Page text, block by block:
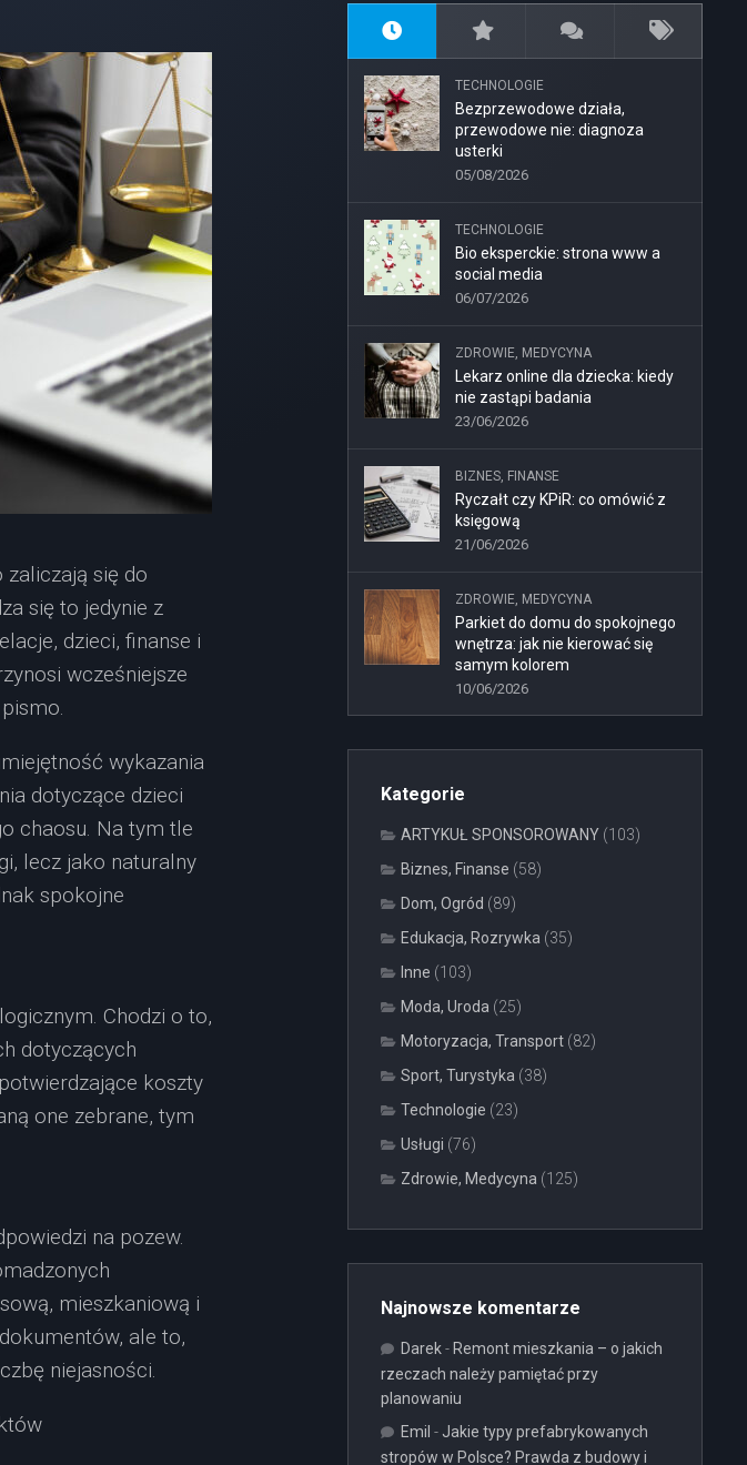
się do
się to jedynie z
dzieci, finanse i
wcześniejsze
wykazania
dotyczące dzieci
chaosu. Na tym tle
lecz jako naturalny
spokojne
Chodzi o to,
dotyczących
koszty
one zebrane, tym
na pozew.
mieszkaniową i
ale to,
niejasności.
TECHNOLOGIE
Bezprzewodowe działa,
przewodowe nie: diagnoza
usterki
05/08/2026
TECHNOLOGIE
Bio eksperckie: strona www a
social media
06/07/2026
ZDROWIE, MEDYCYNA
Lekarz online dla dziecka: kiedy
nie zastąpi badania
23/06/2026
BIZNES, FINANSE
Ryczałt czy KPiR: co omówić z
księgową
21/06/2026
ZDROWIE, MEDYCYNA
Parkiet do domu do spokojnego
wnętrza: jak nie kierować się
samym kolorem
10/06/2026
Kategorie
ARTYKUŁ SPONSOROWANY (103)
Biznes, Finanse (58)
Dom, Ogród (89)
Edukacja, Rozrywka (35)
Inne (103)
Moda, Uroda (25)
Motoryzacja, Transport (82)
Sport, Turystyka (38)
Technologie (23)
Usługi (76)
Zdrowie, Medycyna (125)
Najnowsze komentarze
Darek- Remont mieszkania – o jakich
rzeczach należy pamiętać przy
planowaniu
Emil - Jakie typy prefabrykowanych
stropów w Polsce? Prawda z budowy i